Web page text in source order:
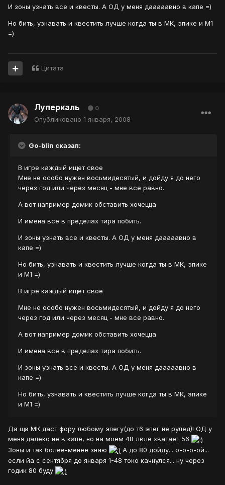
И зоны узнать все и квесты. А ОД у меня дааааавно в капе =)
Но бить, узнавать и квестить лучше когда ты в МК, эпике и М1
=)
Цитата
Луперкаль 0
Опубликовано 1 января, 2008
Go-blin сказал:
В игре каждый ищет свое
Мне не особо нужен восьмидесятый, и дойду я до него
через год или через месяц - мне все равно.
А вот например домик обставить хочецца
И имена все в пределах тира побить.
И зоны узнать все и квесты. А ОД у меня дааааавно в
капе =)
Но бить, узнавать и квестить лучше когда ты в МК, эпике
и М1 =)
В игре каждый ищет свое
Мне не особо нужен восьмидесятый, и дойду я до него
через год или через месяц - мне все равно.
А вот например домик обставить хочецца
И имена все в пределах тира побить.
И зоны узнать все и квесты. А ОД у меня дааааавно в
капе =)
Но бить, узнавать и квестить лучше когда ты в МК, эпике
и М1 =)
Да ща МК даст фору любому эпегу(до т6 эпег не рулед)! ОД у
меня далеко не в капе, но на моем 48 лвле хватает 56
Зоны и так более-менее знаю
А до 80 дойду... о-о-о-ой...
если йа с сентября до января 1-48 токо качнулся... ну через
годик 80 буду